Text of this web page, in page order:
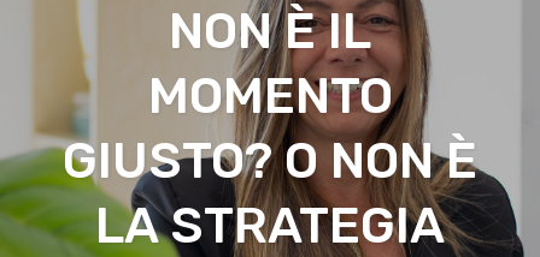
NON È IL
MOMENTO
GIUSTO? O NON È
LA STRATEGIA